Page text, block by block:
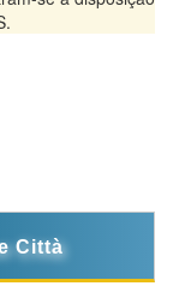
Città